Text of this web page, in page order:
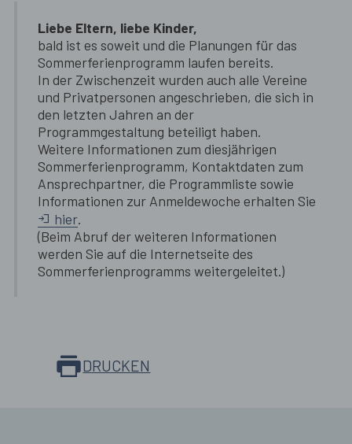
Liebe Eltern, liebe Kinder,
bald ist es soweit und die Planungen für das
Sommerferienprogramm laufen bereits.
In der Zwischenzeit wurden auch alle Vereine
und Privatpersonen angeschrieben, die sich in
den letzten Jahren an der
Programmgestaltung beteiligt haben.
Weitere Informationen zum diesjährigen
Sommerferienprogramm, Kontaktdaten zum
Ansprechpartner, die Programmliste sowie
Informationen zur Anmeldewoche erhalten Sie
hier.
(Beim Abruf der weiteren Informationen
werden Sie auf die Internetseite des
Sommerferienprogramms weitergeleitet.)
DRUCKEN